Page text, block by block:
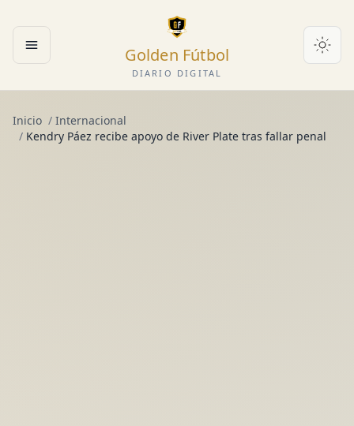
Abrir menú Golden Fútbol
DIARIO DIGITAL
Inicio / Internacional
/ Kendry Páez recibe apoyo de River Plate tras fallar penal